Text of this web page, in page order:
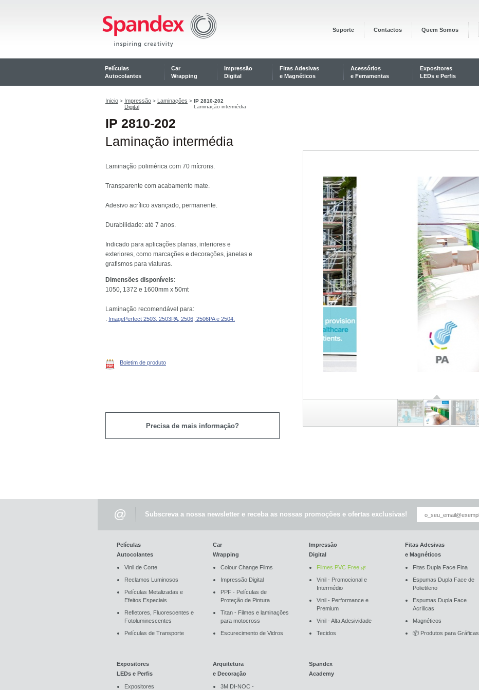
Suporte Contactos Quem Somos
Películas
Autocolantes
Car
Wrapping
Impressão
Digital
Fitas Adesivas
e Magnéticos
Acessórios
e Ferramentas
Expositores
LEDs e Perfis
Inicio > Impressão
Digital
> Laminações > IP 2810-202
Laminação intermédia
IP 2810-202
Laminação intermédia
Laminação polimérica com 70 mícrons.
Transparente com acabamento mate.
Adesivo acrílico avançado, permanente.
Durabilidade: até 7 anos.
Indicado para aplicações planas, interiores e
exteriores, como marcações e decorações, janelas e
grafismos para viaturas.
Dimensões disponíveis:
1050, 1372 e 1600mm x 50mt
Laminação recomendável para:
. ImagePerfect 2503, 2503PA, 2506, 2506PA e 2504.
Boletim de produto
Precisa de mais informação?
@ Subscreva a nossa newsletter e receba as nossas promoções e ofertas exclusivas!
Películas
Autocolantes
Vinil de Corte
Reclamos Luminosos
Películas Metalizadas e
Efeitos Especiais
Refletores, Fluorescentes e
Fotoluminescentes
Películas de Transporte
Car
Wrapping
Colour Change Films
Impressão Digital
PPF - Películas de
Proteção de Pintura
Titan - Filmes e laminações
para motocross
Escurecimento de Vidros
Impressão
Digital
Filmes PVC Free 🌿
Vinil - Promocional e
Intermédio
Vinil - Performance e
Premium
Vinil - Alta Adesividade
Tecidos
Fitas Adesivas
e Magnéticos
Fitas Dupla Face Fina
Espumas Dupla Face de
Polietileno
Espumas Dupla Face
Acrílicas
Magnéticos
📦 Produtos para Gráficas
Expositores
LEDs e Perfis
Expositores
Arquitetura
e Decoração
3M DI-NOC -
Spandex
Academy